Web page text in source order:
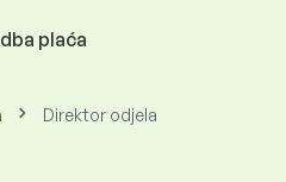
plaća
Direktor odjela